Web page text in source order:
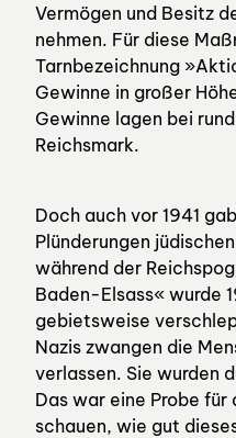
Vermögen und Besitz
nehmen. Für diese
Tarnbezeichnung
Gewinne in großer
Gewinne lagen bei
Reichsmark.
Doch auch vor 1941
Plünderungen
während der
Baden-Elsass« wurde
gebietsweise
Nazis zwangen die
verlassen. Sie wurden
Das war eine Probe für
schauen, wie gut